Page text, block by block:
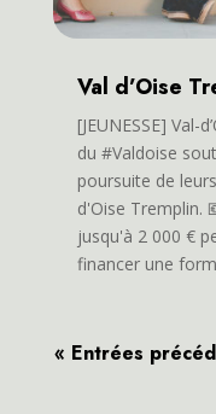
Val d’Oise
[JEUNESSE] Val-
du #Valdoise
poursuite de
d'Oise Tremplin.
jusqu'à 2 000 €
financer une
« Entrées